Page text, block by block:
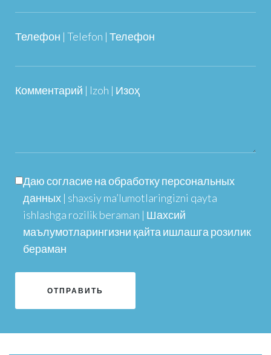
Телефон | Telefon | Телефон
Комментарий | Izoh | Изоҳ
Даю согласие на обработку персональных
данных | shaxsiy ma’lumotlaringizni qayta
ishlashga rozilik beraman | Шахсий
маълумотларингизни қайта ишлашга розилик
бераман